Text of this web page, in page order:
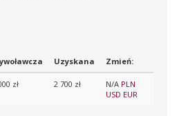
Uzyskana Zmień:
zł 2 700 zł N/A PLN
USD EUR